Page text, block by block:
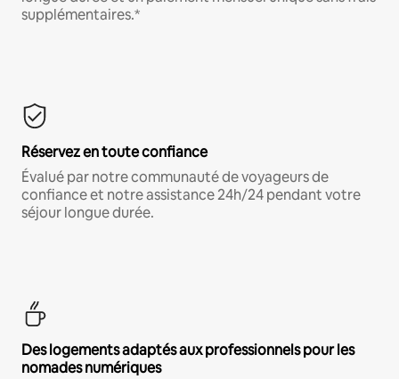
supplémentaires.*
Réservez en toute confiance
Évalué par notre communauté de voyageurs de
confiance et notre assistance 24h/24 pendant votre
séjour longue durée.
Des logements adaptés aux professionnels pour les
nomades numériques